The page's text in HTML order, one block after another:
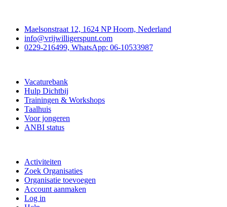
Maelsonstraat 12, 1624 NP Hoorn, Nederland
info@vrijwilligerspunt.com
0229-216499, WhatsApp: 06-10533987
Vacaturebank
Hulp Dichtbij
Trainingen & Workshops
Taalhuis
Voor jongeren
ANBI status
Activiteiten
Zoek Organisaties
Organisatie toevoegen
Account aanmaken
Log in